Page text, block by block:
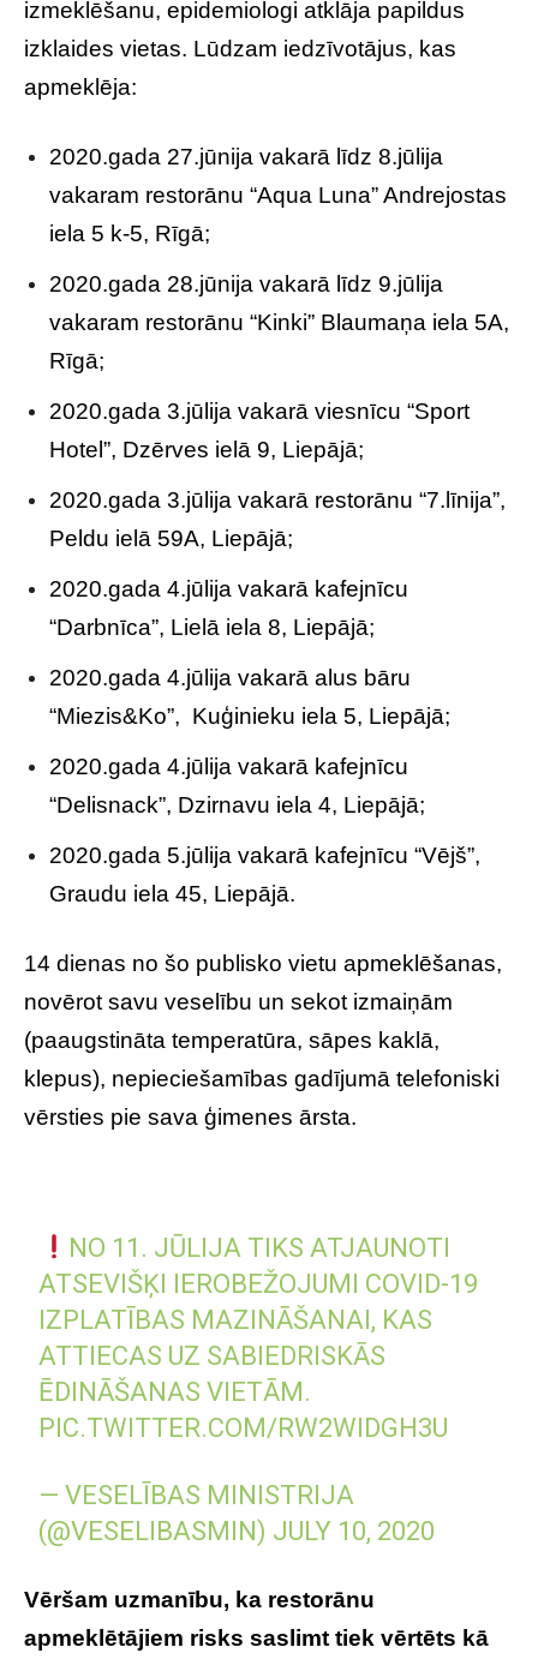
izmeklēšanu, epidemiologi atklāja papildus
izklaides vietas. Lūdzam iedzīvotājus, kas
apmeklēja:
2020.gada 27.jūnija vakarā līdz 8.jūlija
vakaram restorānu “Aqua Luna” Andrejostas
iela 5 k-5, Rīgā;
2020.gada 28.jūnija vakarā līdz 9.jūlija
vakaram restorānu “Kinki” Blaumaņa iela 5A,
Rīgā;
2020.gada 3.jūlija vakarā viesnīcu “Sport
Hotel”, Dzērves ielā 9, Liepājā;
2020.gada 3.jūlija vakarā restorānu “7.līnija”,
Peldu ielā 59A, Liepājā;
2020.gada 4.jūlija vakarā kafejnīcu
“Darbnīca”, Lielā iela 8, Liepājā;
2020.gada 4.jūlija vakarā alus bāru
“Miezis&Ko”, Kuģinieku iela 5, Liepājā;
2020.gada 4.jūlija vakarā kafejnīcu
“Delisnack”, Dzirnavu iela 4, Liepājā;
2020.gada 5.jūlija vakarā kafejnīcu “Vējš”,
Graudu iela 45, Liepājā.
14 dienas no šo publisko vietu apmeklēšanas,
novērot savu veselību un sekot izmaiņām
(paaugstināta temperatūra, sāpes kaklā,
klepus), nepieciešamības gadījumā telefoniski
vērsties pie sava ģimenes ārsta.
NO 11. JŪLIJA TIKS ATJAUNOTI
ATSEVIŠĶI IEROBEŽOJUMI COVID-19
IZPLATĪBAS MAZINĀŠANAI, KAS
ATTIECAS UZ SABIEDRISKĀS
ĒDINĀŠANAS VIETĀM.
PIC.TWITTER.COM/RW2WIDGH3U
— VESELĪBAS MINISTRIJA
(@VESELIBASMIN) JULY 10, 2020
Vēršam uzmanību, ka restorānu
apmeklētājiem risks saslimt tiek vērtēts kā